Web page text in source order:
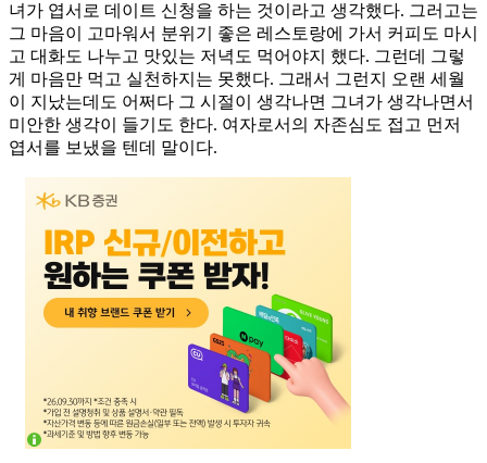
녀가 엽서로 데이트 신청을 하는 것이라고 생각했다. 그러고는
그 마음이 고마워서 분위기 좋은 레스토랑에 가서 커피도 마시
고 대화도 나누고 맛있는 저녁도 먹어야지 했다. 그런데 그렇
게 마음만 먹고 실천하지는 못했다. 그래서 그런지 오랜 세월
이 지났는데도 어쩌다 그 시절이 생각나면 그녀가 생각나면서
미안한 생각이 들기도 한다. 여자로서의 자존심도 접고 먼저
엽서를 보냈을 텐데 말이다.